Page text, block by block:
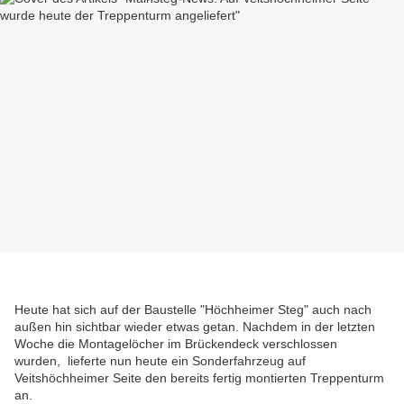
Heute hat sich auf der Baustelle "Höchheimer Steg" auch nach
außen hin sichtbar wieder etwas getan. Nachdem in der letzten
Woche die Montagelöcher im Brückendeck verschlossen
wurden, lieferte nun heute ein Sonderfahrzeug auf
Veitshöchheimer Seite den bereits fertig montierten Treppenturm
an.